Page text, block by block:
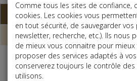
Base documentaire
Dépêches
Liste des dernières dépêches
Comme tous les sites de confiance,
cookies. Les cookies vous
en tout sécurité, de sauvegarder vos
newsletter, recherche, etc.). Ils nous
de mieux vous connaitre pour mieux
proposer des services adaptés à
conserverez toujours le contrôle
utilisons.